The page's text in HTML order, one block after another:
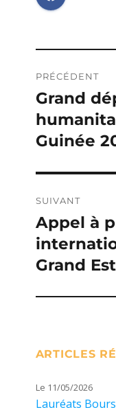
de
l’article
PRÉCÉDENT
Publication
précédente :
Grand
Guinée
SUIVANT
Publication
suivante :
Appel à
Grand Est
ARTICLES
Le 11/05/2026
Lauréats